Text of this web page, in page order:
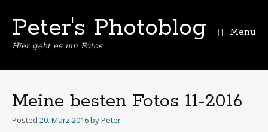
Peter's Photoblog
Hier geht es um Fotos
Menu
Meine besten Fotos 11-2016
Posted 20. März 2016 byPeter